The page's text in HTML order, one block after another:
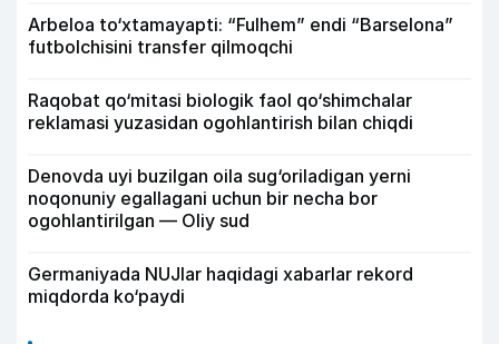
Arbeloa to‘xtamayapti: “Fulhem” endi “Barselona”
futbolchisini transfer qilmoqchi
Raqobat qo‘mitasi biologik faol qo‘shimchalar
reklamasi yuzasidan ogohlantirish bilan chiqdi
Denovda uyi buzilgan oila sug‘oriladigan yerni
noqonuniy egallagani uchun bir necha bor
ogohlantirilgan — Oliy sud
Germaniyada NUJlar haqidagi xabarlar rekord
miqdorda ko‘paydi